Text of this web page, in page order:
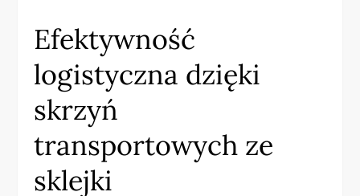
Efektywność
logistyczna dzięki
skrzyń
transportowych ze
sklejki